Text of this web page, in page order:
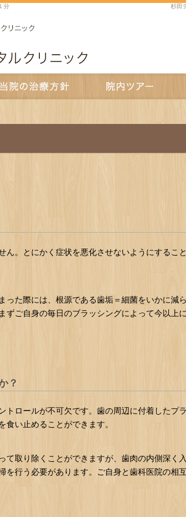
杉田
分
ん。とにかく症状を悪化させないようにするこ
った際には、根源である歯垢＝細菌をいかに減
ずご自身の毎日のブラッシングによって今以上
？
ロールが不可欠です。歯の周辺に付着したプ
食い止めることができます。
取り除くことができますが、歯肉の内側深く
行う必要があります。ご自身と歯科医院の相